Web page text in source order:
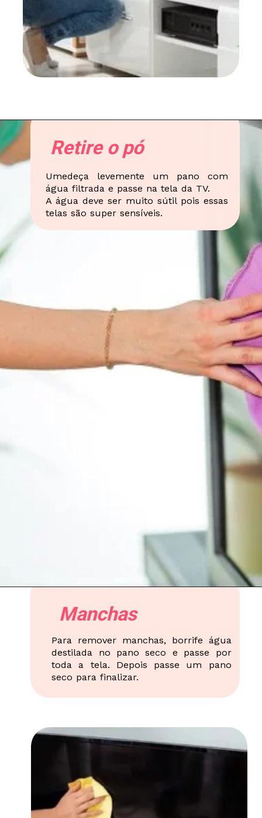
Umedeça levemente um pano com
água filtrada e passe na tela da TV.
A água deve ser muito sútil pois essas
telas são super sensíveis.
Retire o pó
Para remover manchas, borrife água
destilada no pano seco e passe por
toda a tela. Depois passe um pano
seco para finalizar.
Manchas